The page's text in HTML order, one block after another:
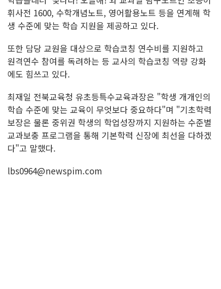
휘사전 1600, 수학개념노트, 영어활용노트 등을 연계해 학
생 수준에 맞는 학습 지원을 제공하고 있다.
또한 담당 교원을 대상으로 학습코칭 연수비를 지원하고
원격연수 참여를 독려하는 등 교사의 학습코칭 역량 강화
에도 힘쓰고 있다.
최재일 전북교육청 유초등특수교육과장은 "학생 개개인의
학습 수준에 맞는 교육이 무엇보다 중요하다"며 "기초학력
보장은 물론 중위권 학생의 학업성장까지 지원하는 수준별
교과보충 프로그램을 통해 기본학력 신장에 최선을 다하겠
다"고 말했다.
lbs0964@newspim.com